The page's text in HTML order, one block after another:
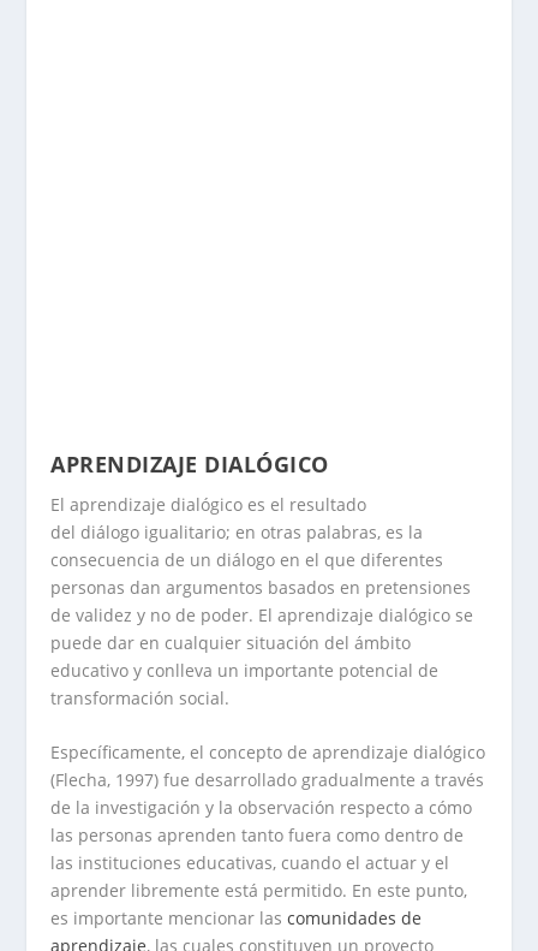
APRENDIZAJE DIALÓGICO
El aprendizaje dialógico es el resultado
del diálogo igualitario; en otras palabras, es la
consecuencia de un diálogo en el que diferentes
personas dan argumentos basados en pretensiones
de validez y no de poder. El aprendizaje dialógico se
puede dar en cualquier situación del ámbito
educativo y conlleva un importante potencial de
transformación social.
Específicamente, el concepto de aprendizaje dialógico
(Flecha, 1997) fue desarrollado gradualmente a través
de la investigación y la observación respecto a cómo
las personas aprenden tanto fuera como dentro de
las instituciones educativas, cuando el actuar y el
aprender libremente está permitido. En este punto,
es importante mencionar lascomunidades de
aprendizaje, las cuales constituyen un proyecto